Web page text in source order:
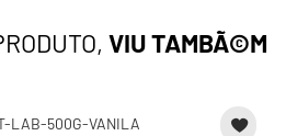
VIU TAMBÃ©M